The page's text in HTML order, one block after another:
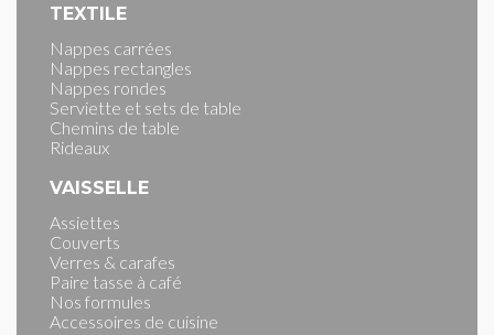
TEXTILE
Nappes carrées
Nappes rectangles
Nappes rondes
Serviette et sets de table
Chemins de table
Rideaux
VAISSELLE
Assiettes
Couverts
Verres & carafes
Paire tasse à café
Nos formules
Accessoires de cuisine